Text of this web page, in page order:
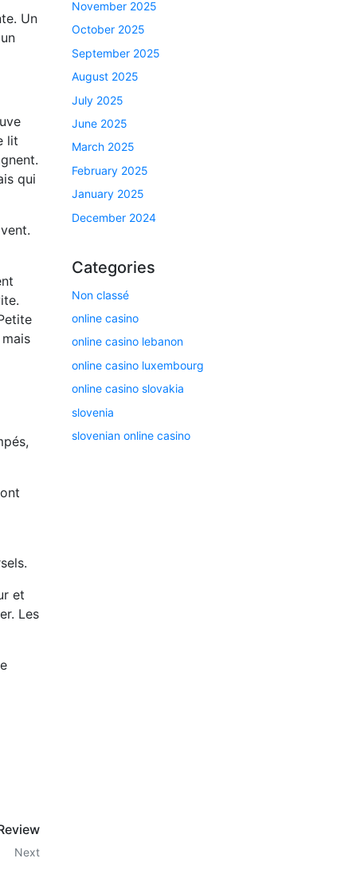
Un
lit
qui
et
Les
Next
November 2025
October 2025
September 2025
August 2025
July 2025
June 2025
March 2025
February 2025
January 2025
December 2024
Categories
Non classé
online casino
online casino lebanon
online casino luxembourg
online casino slovakia
slovenia
slovenian online casino